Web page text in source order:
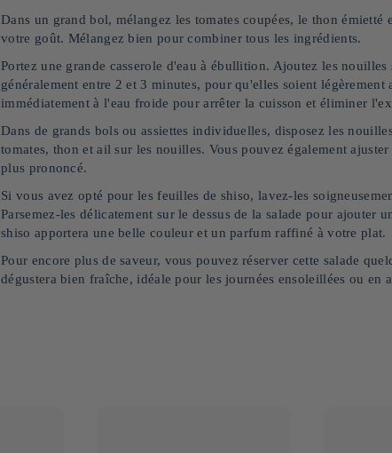
Dans un grand bol, mélangez les tomates coupées, le thon
votre goût. Mélangez bien pour combiner tous les ingrédients.
Portez une grande casserole d'eau à ébullition. Ajoutez les
généralement entre 2 et 3 minutes, pour qu'elles soient
immédiatement à l'eau froide pour arrêter la cuisson et éliminer
Dans de grands bols ou assiettes individuelles, disposez les
tomates, thon et ail sur les nouilles. Vous pouvez également
plus prononcé.
Si vous avez opté pour les feuilles de shiso, lavez-les
Parsemez-les délicatement sur le dessus de la salade pour ajouter
shiso apportera une belle couleur et un parfum raffiné à votre plat.
Pour encore plus de saveur, vous pouvez réserver cette salade
dégustera bien fraîche, idéale pour les journées ensoleillées ou en